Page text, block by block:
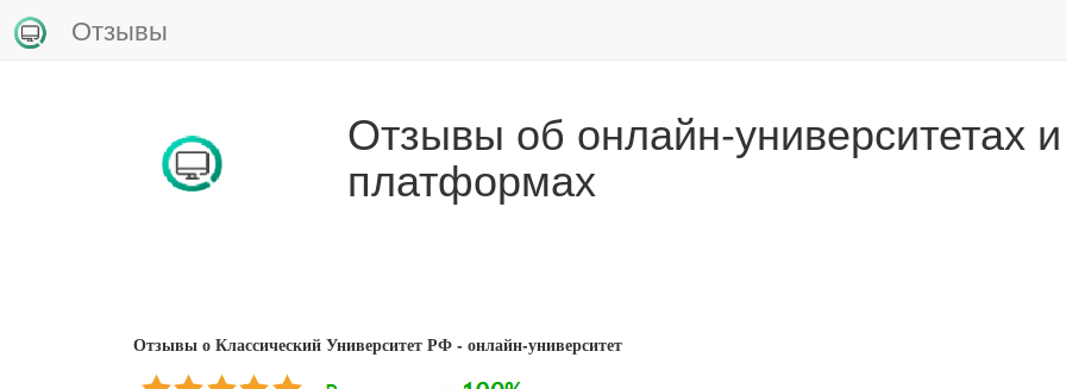
Отзывы
Отзывы об онлайн-университетах
платформах
Отзывы о Классический Университет РФ - онлайн-университет